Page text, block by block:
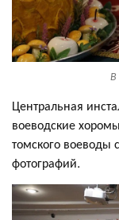
В
Центральная
воеводские
томского воеводы
фотографий.